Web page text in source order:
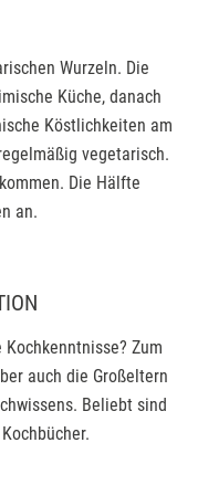
Wurzeln. Die
Küche, danach
Köstlichkeiten am
vegetarisch.
Die Hälfte
an.
Zum
auch die Großeltern
Beliebt sind